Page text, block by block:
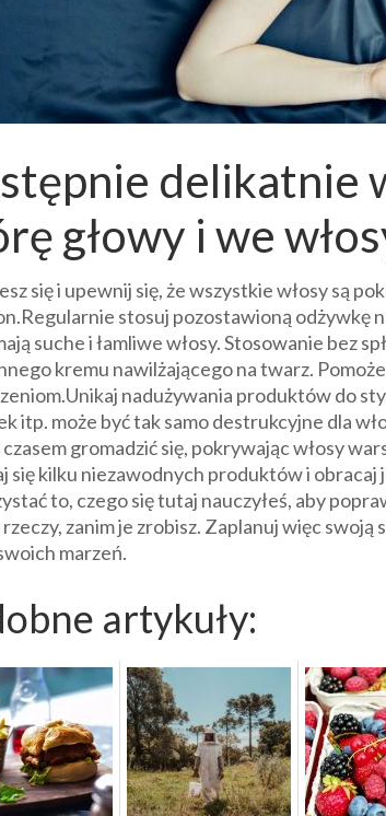
delikatnie
głowy i we
się i upewnij się, że wszystkie włosy są
stosuj pozostawioną odżywkę
suche i łamliwe włosy. Stosowanie bez
kremu nawilżającego na twarz.
nadużywania produktów do
itp. może być tak samo destrukcyjne dla
czasem gromadzić się, pokrywając włosy
się kilku niezawodnych produktów i obracaj
to, czego się tutaj nauczyłeś, aby
zanim je zrobisz. Zaplanuj więc
marzeń.
artykuły: